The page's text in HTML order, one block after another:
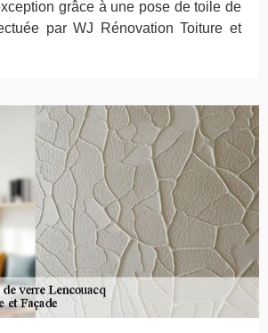
grâce à une pose de toile de
par WJ Rénovation Toiture et